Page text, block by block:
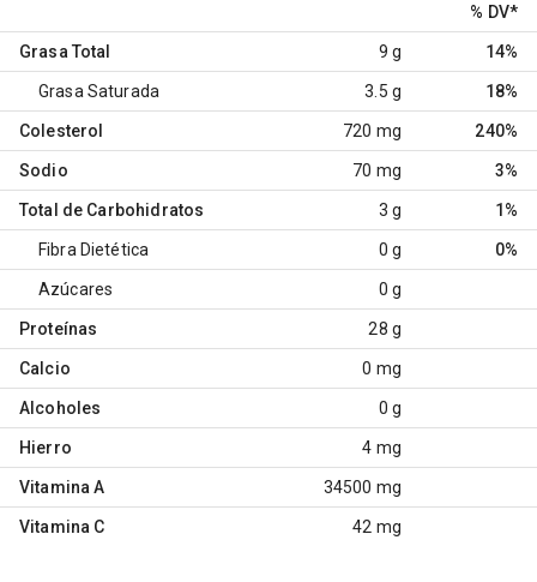
% DV*
Grasa Total 9 g 14%
Grasa Saturada 3.5 g 18%
Colesterol 720 mg 240%
Sodio 70 mg 3%
Total de Carbohidratos 3 g 1%
Fibra Dietética 0 g 0%
Azúcares 0 g
Proteínas 28 g
Calcio 0 mg
Alcoholes 0 g
Hierro 4 mg
Vitamina A 34500 mg
Vitamina C 42 mg